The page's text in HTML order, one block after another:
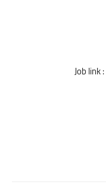
Job link :